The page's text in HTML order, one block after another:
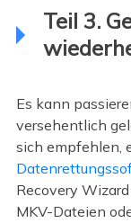
Teil 3.
Es kann
versehentlich
sich empfehlen,
Recovery
MKV-Dateien